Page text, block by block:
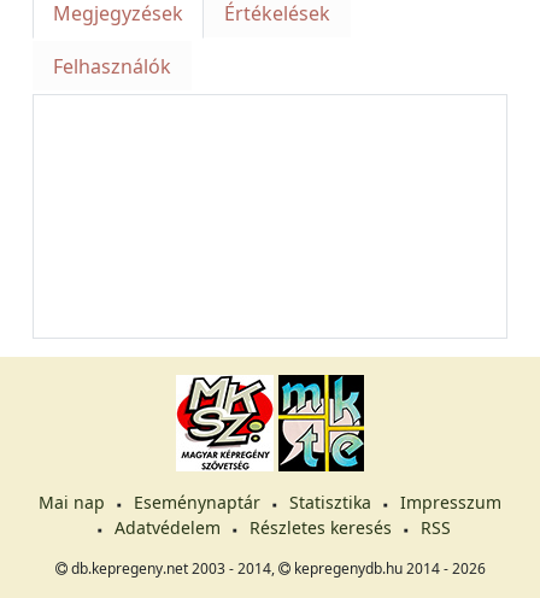
Megjegyzések
Értékelések
Felhasználók
Mai nap Eseménynaptár Statisztika
Impresszum
Adatvédelem
Részletes keresés RSS
db.kepregeny.net 2003 - 2014, kepregenydb.hu 2014 - 2026